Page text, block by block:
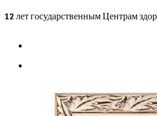
Skip
12 лет государственным Центрам